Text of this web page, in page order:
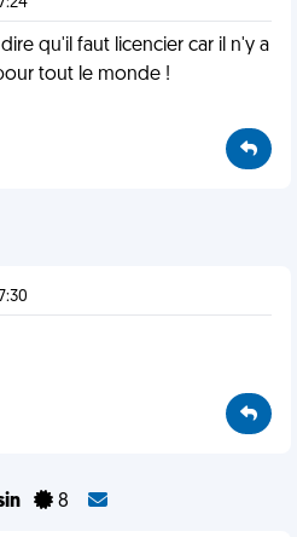
qu'il faut licencier car il n'y a
tout le monde !
8